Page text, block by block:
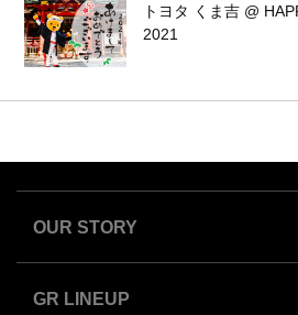
トヨタ くま吉 @
2021
OUR STORY
GR LINEUP